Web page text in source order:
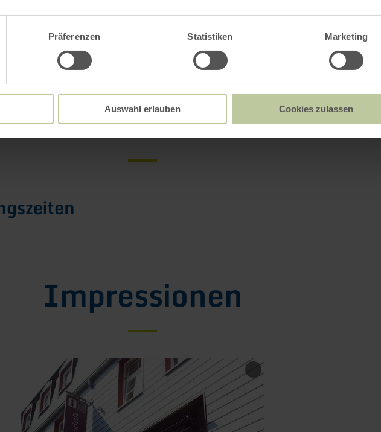
Präferenzen Statistiken Marketing
Auswahl erlauben Cookies zulassen
Weitere Infos
Impressionen